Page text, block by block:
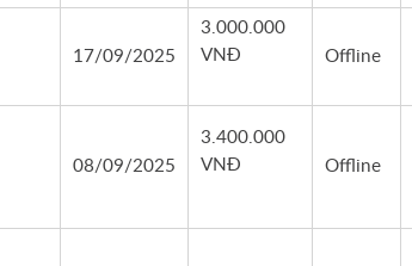
17/09/2025
3.000.000
VNĐ
Offline
08/09/2025
3.400.000
VNĐ
Offline